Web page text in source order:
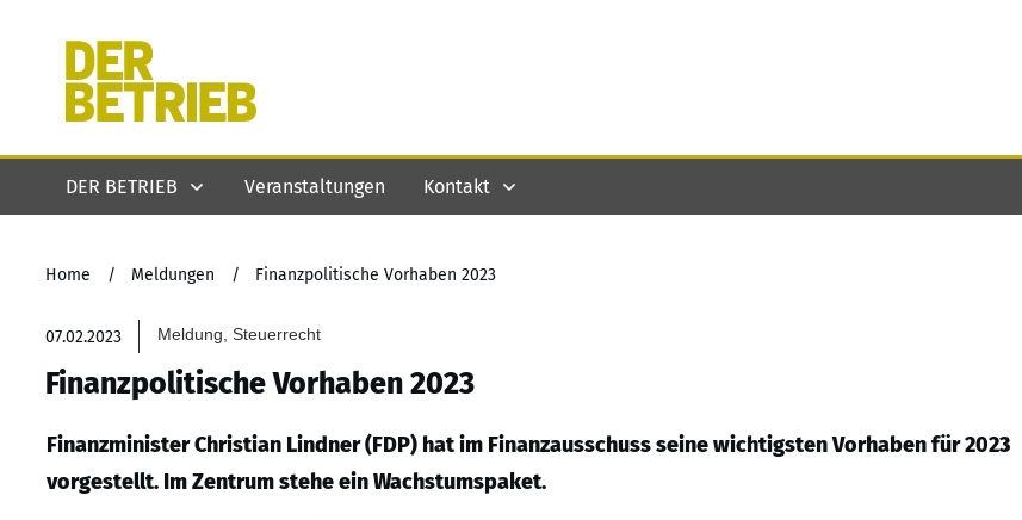
DER BETRIEB Veranstaltungen Kontakt
Home / Meldungen / Finanzpolitische Vorhaben 2023
07.02.2023 Meldung, Steuerrecht
Finanzpolitische Vorhaben 2023
Finanzminister Christian Lindner (FDP) hat im Finanzausschuss seine wichtigsten Vorhaben für 2023
vorgestellt. Im Zentrum stehe ein Wachstumspaket.